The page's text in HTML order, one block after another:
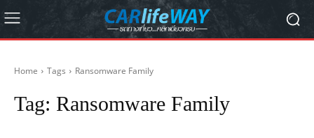
Home Tags Ransomware Family
Tag: Ransomware Family